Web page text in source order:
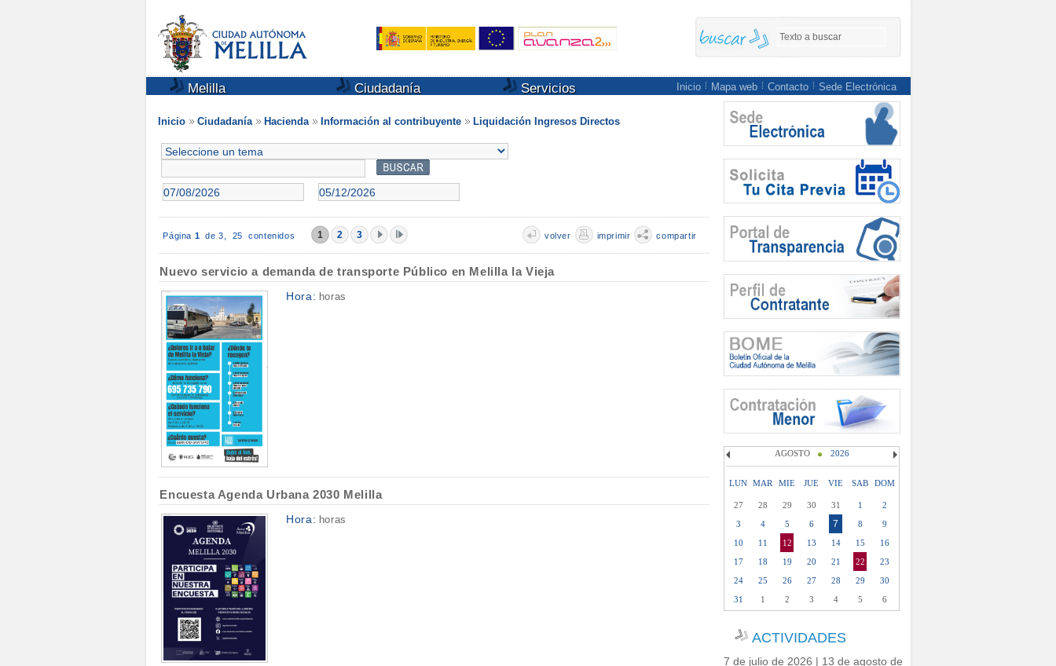
Melilla Ciudadanía Servicios Inicio Mapa web Contacto Sede Electrónica
Inicio Ciudadanía Hacienda Información al contribuyente Liquidación Ingresos Directos
Página 1 de 3, 25 contenidos 1 2 3 volver imprimir compartir
Nuevo servicio a demanda de transporte Público en Melilla la Vieja
Hora: horas
Encuesta Agenda Urbana 2030 Melilla
Hora: horas
AGOSTO 2026
LUN MAR MIE JUE VIE SAB DOM
27 28 29 30 31 1
2
3
4 5 6 7 8
9
10
11 12 13 14 15
16
17
18 19 20 21 22
23
24
25 26 27 28 29
30
31
1 2 3 4 5 6
ACTIVIDADES
7 de julio de 2026 | 13 de agosto de